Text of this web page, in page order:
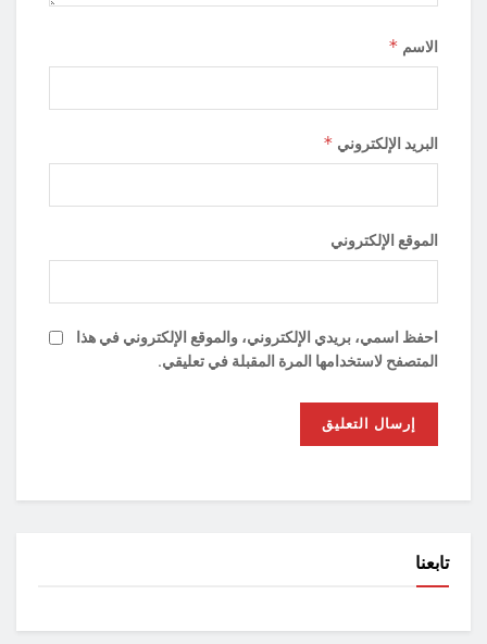
الاسم *
البريد الإلكتروني *
الموقع الإلكتروني
احفظ اسمي، بريدي الإلكتروني، والموقع الإلكتروني في هذا
المتصفح لاستخدامها المرة المقبلة في تعليقي.
تابعنا